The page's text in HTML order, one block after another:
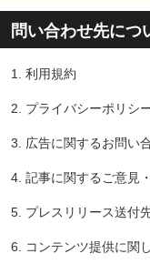
問い合わせ先につ
1. 利用規約
2. プライバシーポリシ
3. 広告に関するお問い
4. 記事に関するご意見
5. プレスリリース送付
6. コンテンツ提供に関